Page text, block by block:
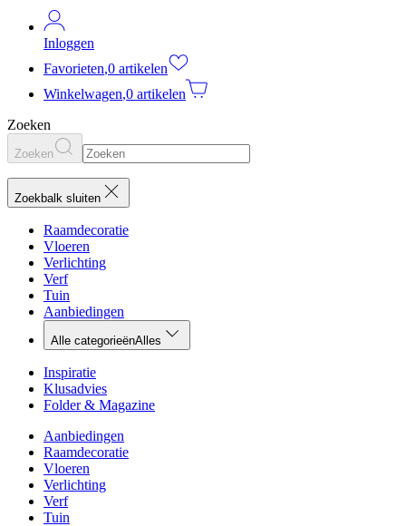
Inloggen
Favorieten,0 artikelen
Winkelwagen,0 artikelen
Zoeken
Zoeken
Zoekbalk sluiten
Raamdecoratie
Vloeren
Verlichting
Verf
Tuin
Aanbiedingen
Alle categorieënAlles
Inspiratie
Klusadvies
Folder & Magazine
Aanbiedingen
Raamdecoratie
Vloeren
Verlichting
Verf
Tuin